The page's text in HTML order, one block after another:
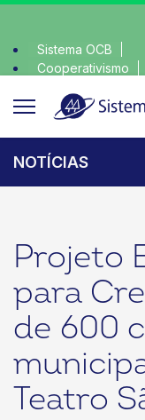
Sistema OCB
Cooperativismo
NOTÍCIAS
Projeto
para
de 600
Teatro